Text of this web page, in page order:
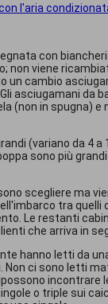
l'aria
con
non viene
un cambio
asciugamani da
(non in spugna) e
(variano da 4 a
sono più
scegliere ma
tra quelli
Le restanti
che arriva in
hanno letti da
ci sono letti
incontrare
o triple sui